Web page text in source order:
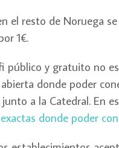
el resto de Noruega
1€.
y gratuito no
donde poder
a la Catedral. En
donde poder